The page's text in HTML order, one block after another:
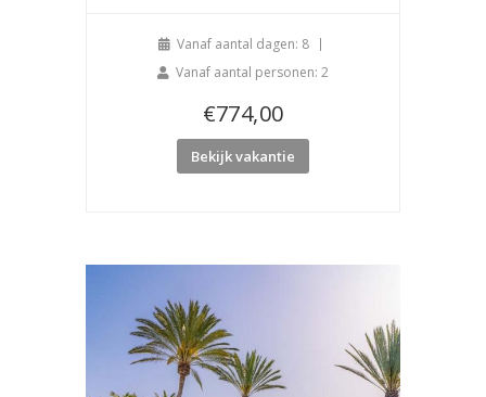
Vanaf aantal dagen: 8
Vanaf aantal personen: 2
€774,00
Bekijk vakantie